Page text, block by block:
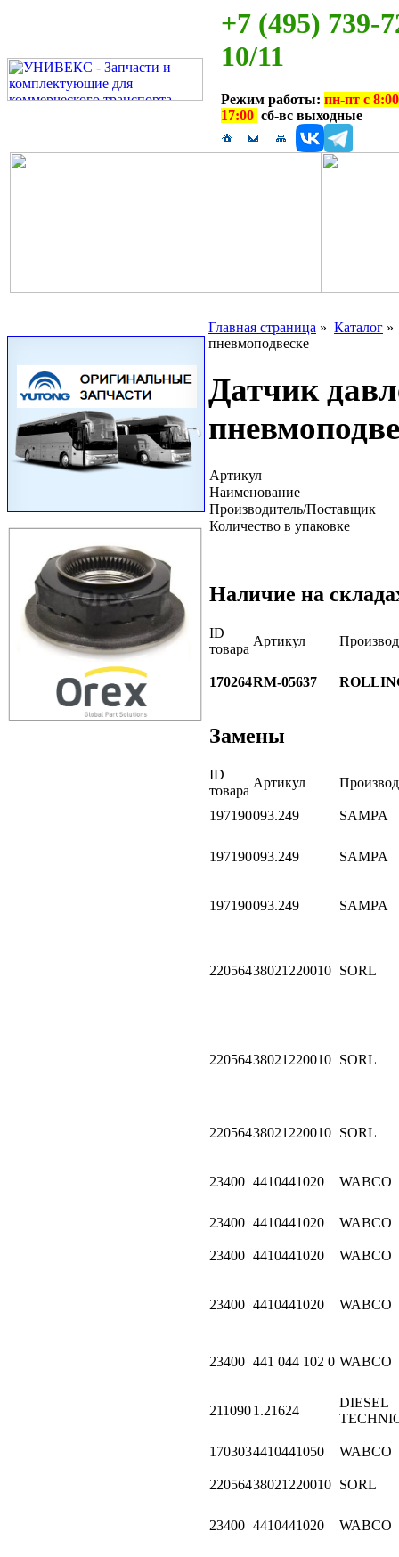
+7 (495) 739-
10/11
Режим работы: пн-пт с
17:00 сб-вс выходные
Главная страница » Каталог
пневмоподвеске
Датчик
Артикул
Наименование
Производитель/Поставщик
Количество в упаковке
Наличие на
ID
товара
Артикул
170264RM-05637
Замены
ID
товара
Артикул
197190093.249 SAMPA
197190093.249 SAMPA
197190093.249 SAMPA
22056438021220010 SORL
22056438021220010 SORL
22056438021220010 SORL
23400 4410441020 WABCO
23400 4410441020 WABCO
23400 4410441020 WABCO
23400 4410441020 WABCO
23400 441 044 102 0 WABCO
2110901.21624
DIESEL
1703034410441050 WABCO
22056438021220010 SORL
23400 4410441020 WABCO